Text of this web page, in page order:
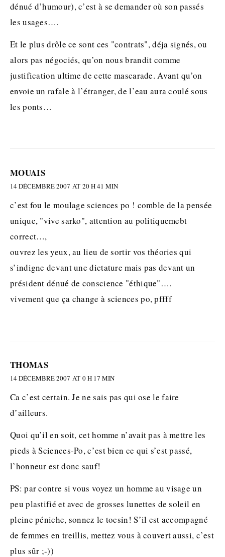
dénué d’humour), c’est à se demander où son passés
les usages….
Et le plus drôle ce sont ces "contrats", déja signés, ou
alors pas négociés, qu’on nous brandit comme
justification ultime de cette mascarade. Avant qu’on
envoie un rafale à l’étranger, de l’eau aura coulé sous
les ponts…
MOUAIS
14 DÉCEMBRE 2007 AT 20 H 41 MIN
c’est fou le moulage sciences po ! comble de la pensée
unique, "vive sarko", attention au politiquemebt
correct…,
ouvrez les yeux, au lieu de sortir vos théories qui
s’indigne devant une dictature mais pas devant un
président dénué de conscience "éthique"….
vivement que ça change à sciences po, pffff
THOMAS
14 DÉCEMBRE 2007 AT 0 H 17 MIN
Ca c’est certain. Je ne sais pas qui ose le faire
d’ailleurs.
Quoi qu’il en soit, cet homme n’avait pas à mettre les
pieds à Sciences-Po, c’est bien ce qui s’est passé,
l’honneur est donc sauf!
PS: par contre si vous voyez un homme au visage un
peu plastifié et avec de grosses lunettes de soleil en
pleine péniche, sonnez le tocsin! S’il est accompagné
de femmes en treillis, mettez vous à couvert aussi, c’est
plus sûr ;-))